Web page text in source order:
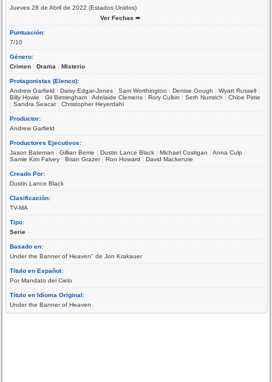
Jueves 28 de Abril de 2022 (Estados Unidos)
Ver Fechas ➨
Puntuación:
7/10
Género:
Crimen |Drama |Misterio
Protagonistas (Elenco):
Andrew Garfield |Daisy Edgar-Jones |Sam Worthington |Denise Gough |Wyatt Russell |
Billy Howle |Gil Birmingham |Adelaide Clemens |Rory Culkin |Seth Numrich |Chloe Pirrie
|Sandra Seacat |Christopher Heyerdahl
Productor:
Andrew Garfield
Productores Ejecutivos:
Jason Bateman |Gillian Berrie |Dustin Lance Black |Michael Costigan |Anna Culp |
Samie Kim Falvey |Brian Grazer|Ron Howard |David Mackenzie
Creado Por:
Dustin Lance Black
Clasificación:
TV-MA
Tipo:
Serie
Basado en:
Under the Banner of Heaven" de Jon Krakauer
Título en Español:
Por Mandato del Cielo
Título en Idioma Original:
Under the Banner of Heaven